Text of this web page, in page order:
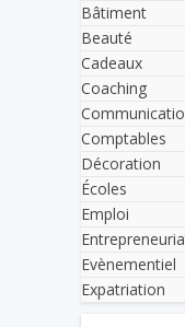
Bâtiment
Beauté
Cadeaux
Coaching
Comptables
Décoration
Écoles
Emploi
Evènementiel
Expatriation